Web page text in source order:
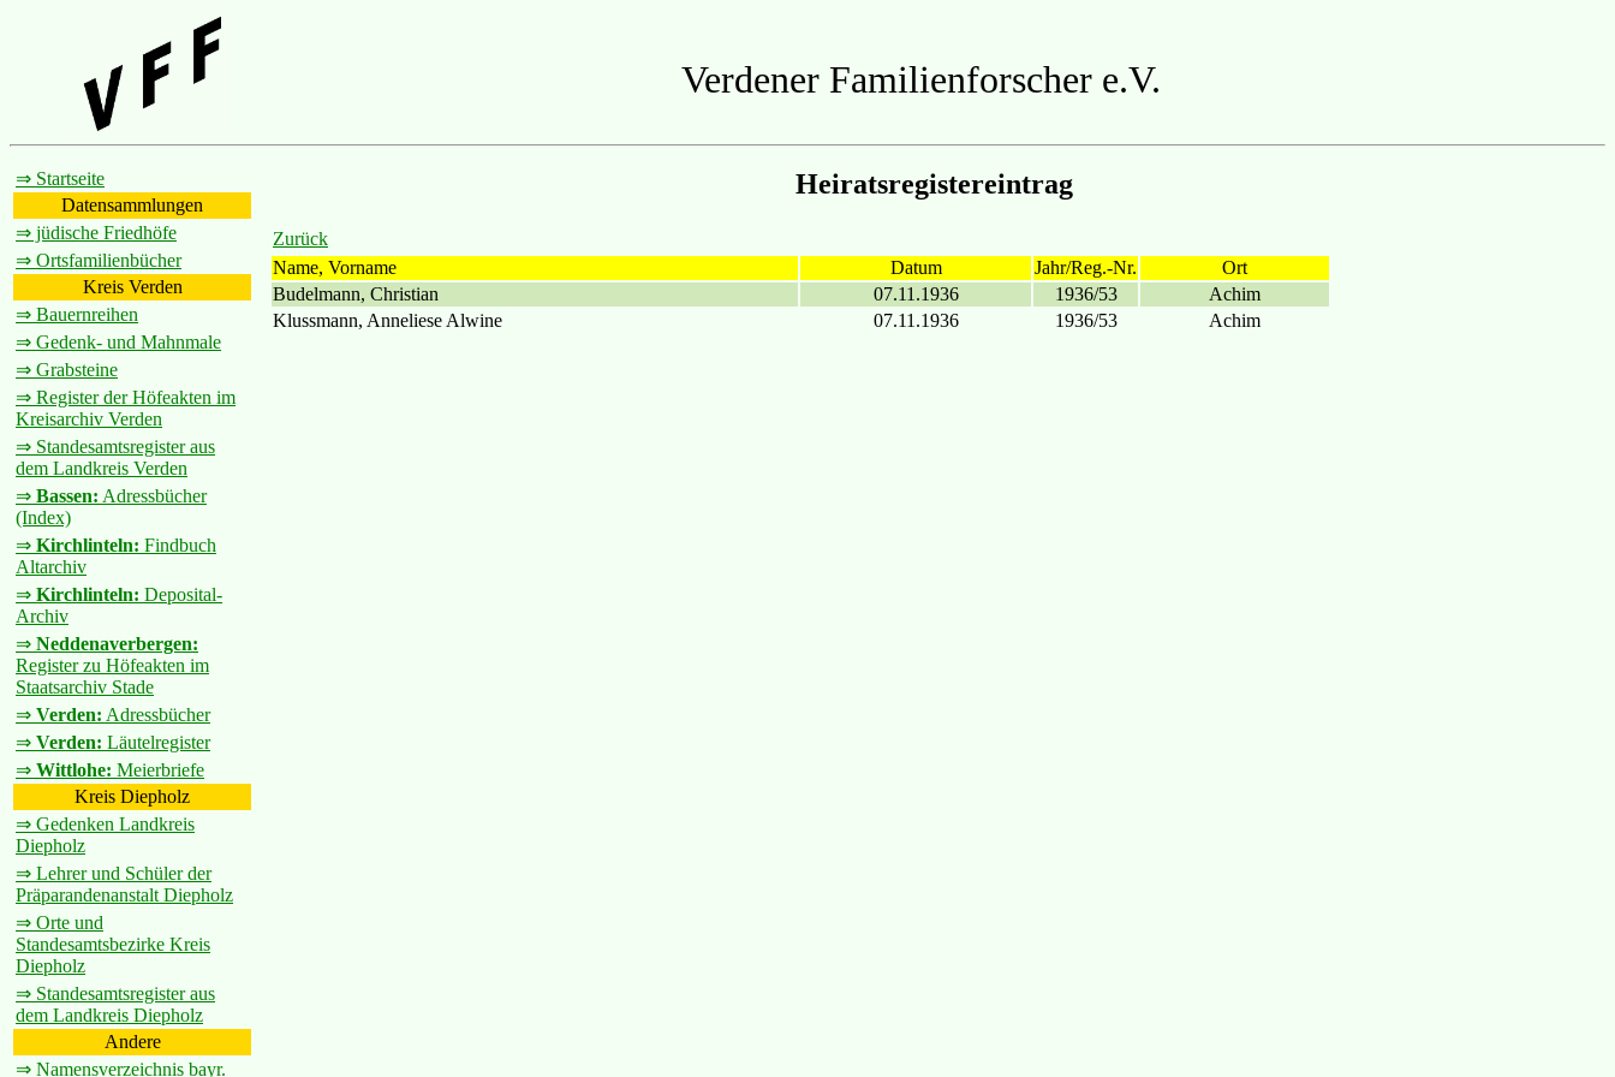
Verdener Familienforscher e.V.
⇒ Startseite
Datensammlungen
⇒ jüdische Friedhöfe
⇒ Ortsfamilienbücher
Kreis Verden
⇒ Bauernreihen
⇒ Gedenk- und Mahnmale
⇒ Grabsteine
⇒ Register der Höfeakten im
Kreisarchiv Verden
⇒ Standesamtsregister aus
dem Landkreis Verden
⇒ Bassen: Adressbücher
(Index)
⇒ Kirchlinteln: Findbuch
Altarchiv
⇒ Kirchlinteln: Deposital-
Archiv
⇒ Neddenaverbergen:
Register zu Höfeakten im
Staatsarchiv Stade
⇒ Verden: Adressbücher
⇒ Verden: Läutelregister
⇒ Wittlohe: Meierbriefe
Kreis Diepholz
⇒ Gedenken Landkreis
Diepholz
⇒ Lehrer und Schüler der
Präparandenanstalt Diepholz
⇒ Orte und
Standesamtsbezirke Kreis
Diepholz
⇒ Standesamtsregister aus
dem Landkreis Diepholz
Andere
⇒ Namensverzeichnis bayr.
Heiratsregistereintrag
Zurück
Name, Vorname
Datum Jahr/Reg.-Nr.
Ort
Budelmann, Christian
07.11.1936 1936/53
Achim
Klussmann, Anneliese Alwine
07.11.1936 1936/53 Achim